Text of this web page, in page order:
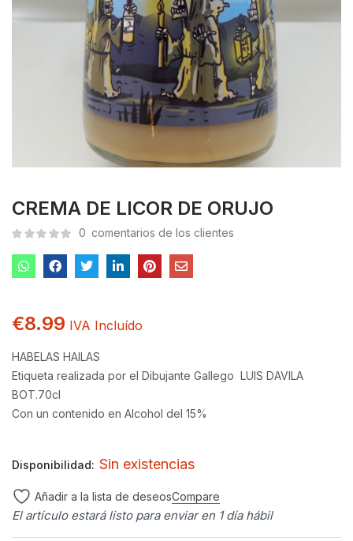
CREMA DE LICOR DE ORUJO
0 comentarios de los clientes
€8.99 IVA Incluído
HABELAS HAILAS
Etiqueta realizada por el Dibujante Gallego LUIS DAVILA
BOT.70cl
Con un contenido en Alcohol del 15%
Disponibilidad: Sin existencias
Añadir a la lista de deseosCompare
El artículo estará listo para enviar en 1 día hábil